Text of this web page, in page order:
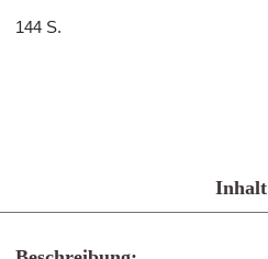
144 S.
Inhalt